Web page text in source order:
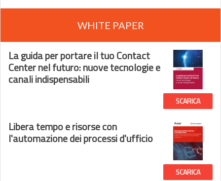
WHITE PAPER
La guida per portare il tuo Contact
Center nel futuro: nuove tecnologie e
canali indispensabili
SCARICA
Libera tempo e risorse con
l'automazione dei processi d'ufficio
SCARICA